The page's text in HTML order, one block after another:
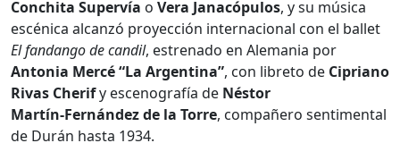
Conchita Supervía o Vera Janacópulos, y su música
escénica alcanzó proyección internacional con el ballet
El fandango de candil, estrenado en Alemania por
Antonia Mercé “La Argentina”, con libreto de Cipriano
Rivas Cherify escenografía de Néstor
Martín‑Fernández de la Torre, compañero sentimental
de Durán hasta 1934.